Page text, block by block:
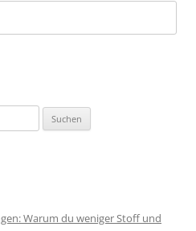
Warum du weniger Stoff und